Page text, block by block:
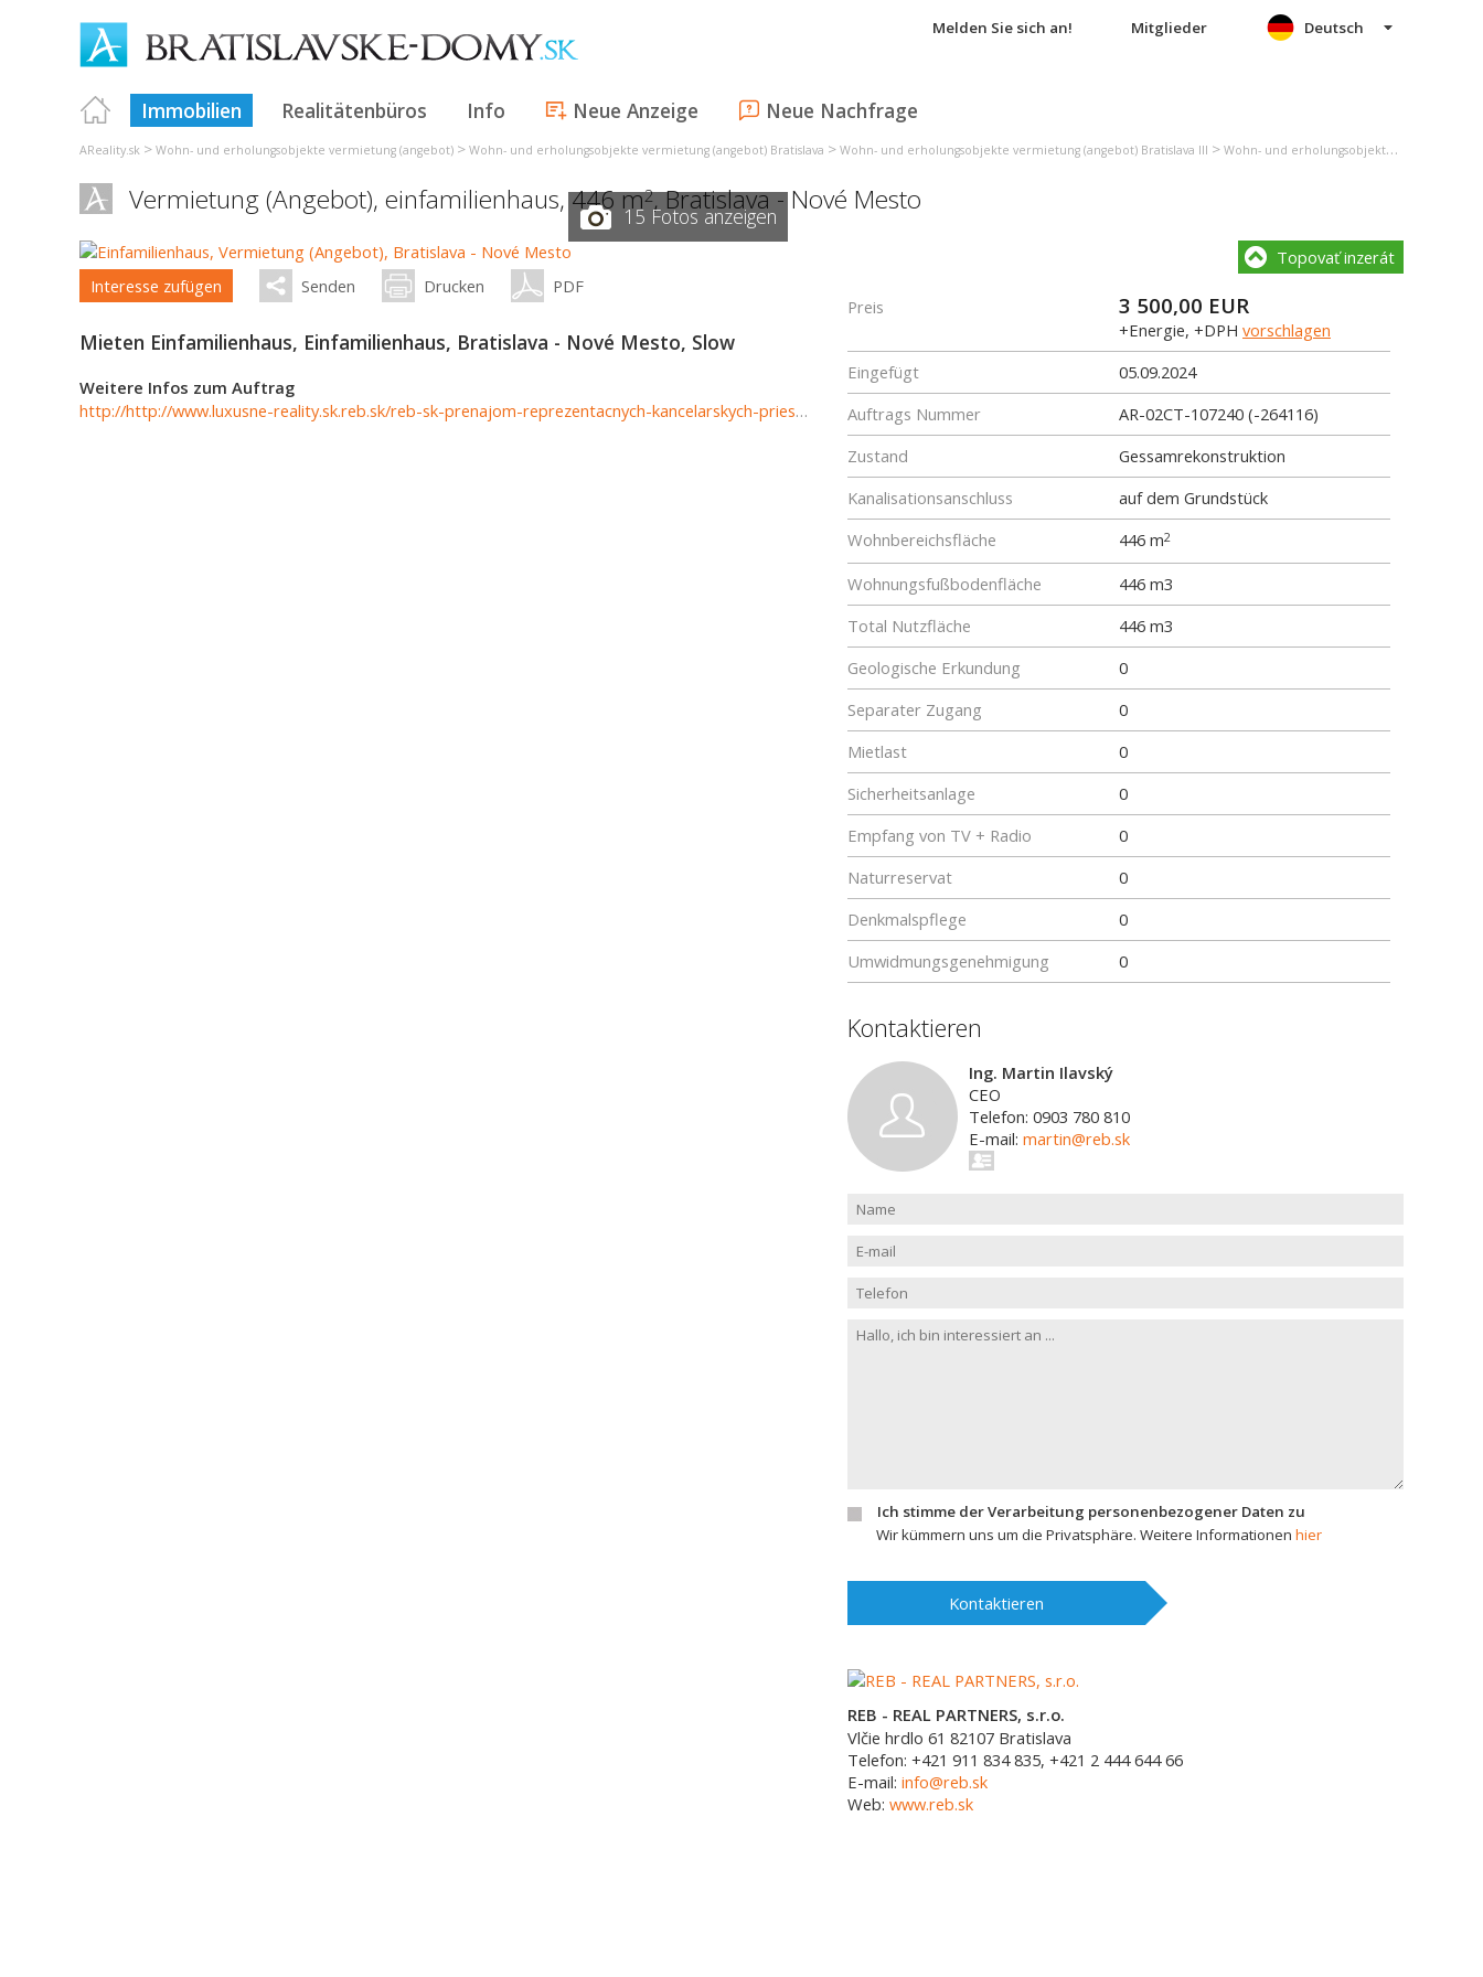
Melden Sie sich an! Mitglieder
Immobilien Realitätenbüros Info Neue Anzeige Neue Nachfrage
Deutsch
AReality.sk > Wohn- und erholungsobjekte vermietung (angebot) > Wohn- und erholungsobjekte vermietung (angebot) Bratislava > Wohn- und erholungsobjekte vermietung (angebot) Bratislava III > Wohn- und erholungsobjekte vermietung (angebot) Bratislava - Nové Mesto
Vermietung (Angebot), einfamilienhaus, 446 m2,Bratislava - Nové Mesto
15 Fotos anzeigen
Interesse zufügen Senden Drucken PDF
Mieten Einfamilienhaus, Einfamilienhaus, Bratislava - Nové Mesto, Slow
Weitere Infos zum Auftrag
http://http://www.luxusne-reality.sk.reb.sk/reb-sk-prenajom-reprezentacnych-kancelarskych-priestorov-v-rd-kramare-848631
Topovať inzerát
Preis 3 500,00 EUR
+Energie, +DPH vorschlagen
Eingefügt
05.09.2024
Auftrags Nummer
AR-02CT-107240 (-264116)
Zustand
Gessamrekonstruktion
Kanalisationsanschluss
auf dem Grundstück
Wohnbereichsfläche
446 m2
Wohnungsfußbodenfläche
446 m3
Total Nutzfläche
446 m3
Geologische Erkundung
0
Separater Zugang
0
Mietlast
0
Sicherheitsanlage
0
Empfang von TV + Radio
0
Naturreservat
0
Denkmalspflege
0
Umwidmungsgenehmigung
0
Kontaktieren
Ing. Martin Ilavský
CEO
Telefon: 0903 780 810
E-mail: martin@reb.sk
Ich stimme der Verarbeitung personenbezogener Daten zu
Wir kümmern uns um die Privatsphäre. Weitere Informationen hier
Kontaktieren
REB - REAL PARTNERS, s.r.o.
Vlčie hrdlo 61 82107 Bratislava
Telefon: +421 911 834 835, +421 2 444 644 66
E-mail: info@reb.sk
Web: www.reb.sk